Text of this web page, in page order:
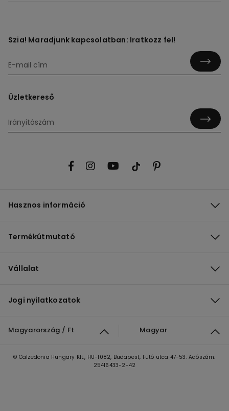
Szia! Maradjunk kapcsolatban: Iratkozz fel!
Üzletkereső
Hasznos információ
Termékútmutató
Vállalat
Jogi nyilatkozatok
Magyarország / Ft Magyar
© Calzedonia Hungary Kft., HU-1082, Budapest, Futó utca 47-53. Adószám:
25416433-2-42